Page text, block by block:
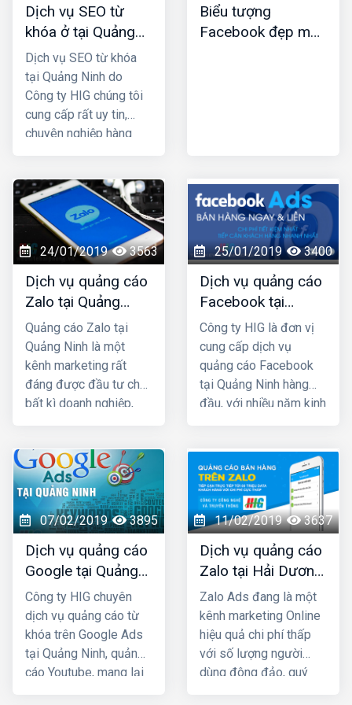
phương thức marketing
truyền thống. HIG là
công ty thiết kế web tại
Nam Định uy tín chuyên
nghiệp được nhiều
khách hàng lựa chọn,
hãy liên hệ ngay với
Dịch vụ SEO từ
khóa ở tại Quảng
Ninh
Dịch vụ SEO từ khóa
tại Quảng Ninh do
Công ty HIG chúng tôi
cung cấp rất uy tin,
chuyên nghiệp hàng
nhiều năm kinh nghiệm
trong lĩnh vực SEO top
Google và đã mang lại
thành công cho rất
nhiều khách hàng trên
khắp Việt Nam.
Biểu tượng
Facebook đẹp mới
24/01/2019 3563
Dịch vụ quảng cáo
Zalo tại Quảng
Ninh uy tín và giá
rẻ nhất
Quảng cáo Zalo tại
Quảng Ninh là một
kênh marketing rất
đáng được đầu tư cho
bất kì doanh nghiệp,
dành cho giới trẻ. Bởi lẽ
100% người dùng Zalo
đều là người thật cùng
với hơn 80+ triệu người
dùng thường xuyên, vì
vậy một khi mẫu quảng
cáo của bạn xuất hiện
là chắc chắn sẽ được
tiếp cận với những
khách hàng có nhu cầu
mua bán thật, đúng với
nhu cầu sử dụng sản
25/01/2019 3400
Dịch vụ quảng cáo
Facebook tại
Quảng Ninh giá rẻ,
uy tín nhất
Công ty HIG là đơn vị
cung cấp dịch vụ
quảng cáo Facebook
tại Quảng Ninh hàng
đầu, với nhiều năm kinh
khách hàng lớn nhỏ ở
Quảng Ninh và toàn
quốc Việt Nam, chúng
tôi chắc chắn sẽ giúp
quý khách phát triển
kinh doanh nhanh
chóng.
07/02/2019 3895
Dịch vụ quảng cáo
Google tại Quảng
Ninh giá rẻ
Công ty HIG chuyên
dịch vụ quảng cáo từ
khóa trên Google Ads
tại Quảng Ninh, quảng
cáo Youtube, mang lại
11/02/2019 3637
Dịch vụ quảng cáo
Zalo tại Hải Dương
giá rẻ, uy tín nhất
Zalo Ads đang là một
kênh marketing Online
hiệu quả chi phí thấp
với số lượng người
dùng đông đảo, quý